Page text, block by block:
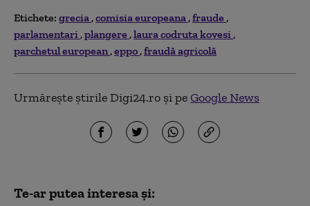
Etichete: grecia comisia europeana fraude
parlamentari plangere laura codruta kovesi
parchetul european eppo fraudă agricolă
Urmărește știrile Digi24.ro și peGoogle News
Te-ar putea interesa și: